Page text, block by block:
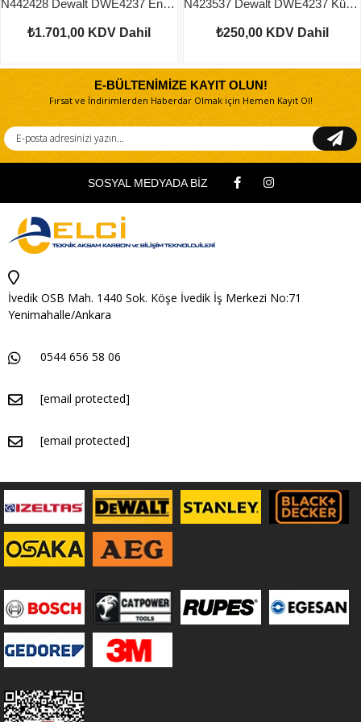
N442428 Dewalt DWE4237 Endüvi
₺1.701,00 KDV Dahil
N423537 Dewalt DWE4237 Küçük Dişli
₺250,00 KDV Dahil
E-BÜLTENİMİZE KAYIT OLUN!
Fırsat ve İndirimlerden Haberdar Olmak için Hemen Kayıt Ol!
SOSYAL MEDYADA BİZ
İvedik OSB Mah. 1440 Sok. Köşe İvedik İş Merkezi No:71
Yenimahalle/Ankara
0544 656 58 06
[email protected]
[email protected]